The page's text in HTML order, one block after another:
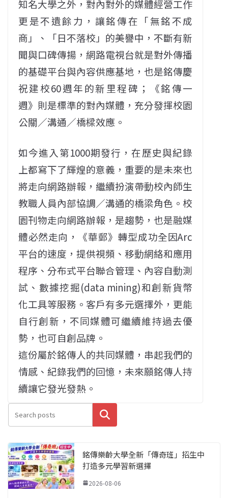
知名大學之外，對內對外的媒體經營工作
更是不遺餘力，讓銘傳在「無銘不成
商」、「日不落校」的美譽中，不斷有新
聞與口碑傳揚，網路電視台就是對外傳播
的基礎平台與內容供應基地，也是銘傳慶
祝建校60週年的新里程碑；《銘傳一
週》則是標準的對內媒體，充分發揮校園
公關／溝通／橋樑效應。
如今進入第1000期發行，在歷史與紀錄
上都寫下了輝煌的意義，重要的是未來也
將走向網路辦報，繼續扮演帶動校內師生
教職人員內部協調／溝通的橋梁角色。校
園刊物走向網路辦報，是趨勢，也是融媒
體必然走向，《華郵》轉型成功全因Arc
平台的速度，提供視頻、移動網絡和應用
程序、分布式平台聯合管理、內容自動測
試、數據挖掘(data mining)和創新貨幣
化工具等服務。客戶有多元選擇外，更能
自行創新，不同媒體可繼續維持過去優
勢，也可自創品牌。
這份屬於銘傳人的共同媒體，串起我們的
情感、紀錄我們的回憶，未來願銘傳人持
續讓它發光發熱。
搜尋
銘傳樂齡大學全新「傳奇班」招生中
打造多元學習新選擇
2026-08-06